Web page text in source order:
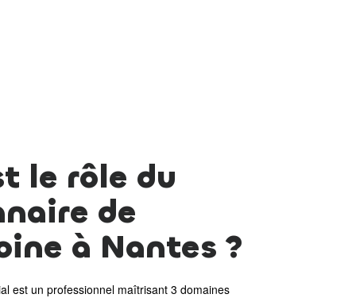
le rôle du
de
à Nantes ?
est un professionnel maîtrisant 3 domaines